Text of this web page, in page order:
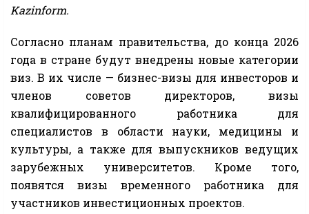
Kazinform.
Согласно планам правительства, до конца 2026
года в стране будут внедрены новые категории
виз. В их числе — бизнес-визы для инвесторов и
членов советов директоров, визы
квалифицированного работника для
специалистов в области науки, медицины и
культуры, а также для выпускников ведущих
зарубежных университетов. Кроме того,
появятся визы временного работника для
участников инвестиционных проектов.